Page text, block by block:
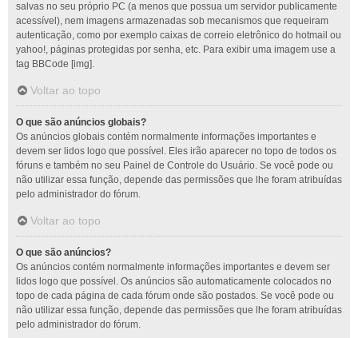
salvas no seu próprio PC (a menos que possua um servidor publicamente
acessível), nem imagens armazenadas sob mecanismos que requeiram
autenticação, como por exemplo caixas de correio eletrônico do hotmail ou
yahoo!, páginas protegidas por senha, etc. Para exibir uma imagem use a
tag BBCode [img].
Voltar ao topo
O que são anúncios globais?
Os anúncios globais contém normalmente informações importantes e
devem ser lidos logo que possível. Eles irão aparecer no topo de todos os
fóruns e também no seu Painel de Controle do Usuário. Se você pode ou
não utilizar essa função, depende das permissões que lhe foram atribuídas
pelo administrador do fórum.
Voltar ao topo
O que são anúncios?
Os anúncios contém normalmente informações importantes e devem ser
lidos logo que possível. Os anúncios são automaticamente colocados no
topo de cada página de cada fórum onde são postados. Se você pode ou
não utilizar essa função, depende das permissões que lhe foram atribuídas
pelo administrador do fórum.